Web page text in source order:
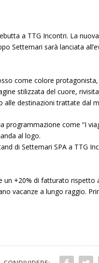
a TTG Incontri. La
Settemari sarà lanciata
come colore
stilizzata del cuore,
alle destinazioni trattate dal
programmazione come “I
al logo.
di Settemari SPA a TTG
un +20% di fatturato
vacanze a lungo raggio.